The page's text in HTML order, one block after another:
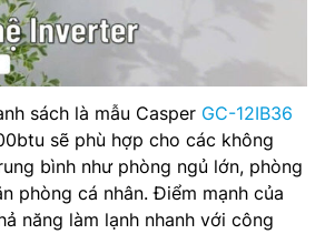
sách là mẫu Casper GC-12IB36
sẽ phù hợp cho các không
bình như phòng ngủ lớn, phòng
phòng cá nhân. Điểm mạnh của
năng làm lạnh nhanh với công